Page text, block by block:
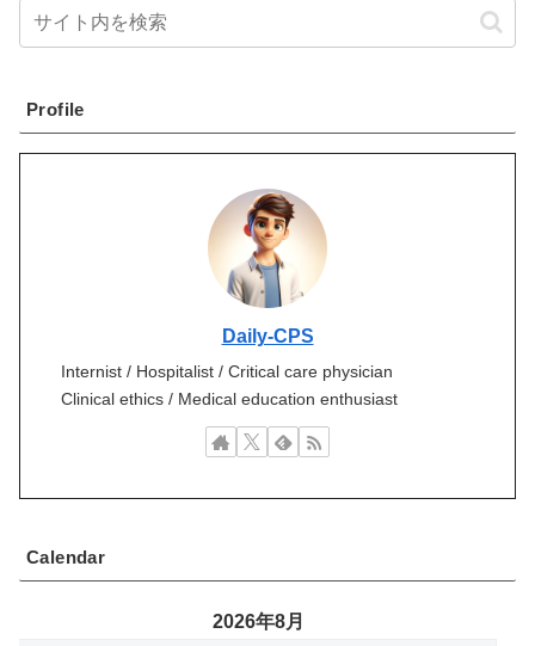
Profile
Daily-CPS
Internist / Hospitalist / Critical care physician
Clinical ethics / Medical education enthusiast
Calendar
2026年8月